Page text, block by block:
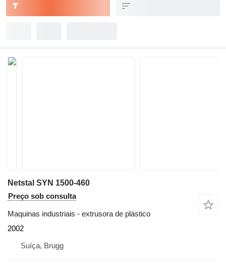
Netstal SYN 1500-460
Preço sob consulta
Maquinas industriais - extrusora de plástico
2002
Suíça, Brugg